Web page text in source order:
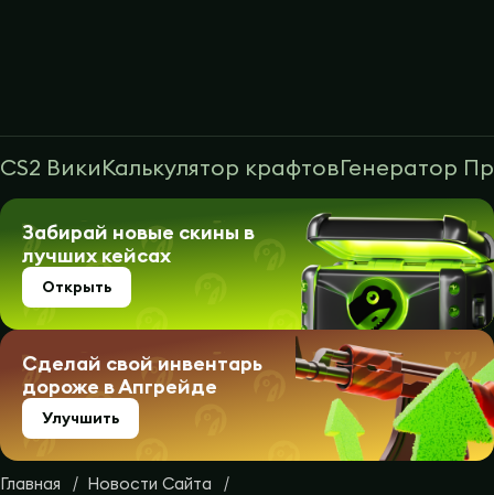
CS2 ВикиКалькулятор крафтовГенератор
Забирай новые скины в
лучших кейсах
Открыть
Сделай свой инвентарь
дороже в Апгрейде
Улучшить
Главная
Новости Сайта